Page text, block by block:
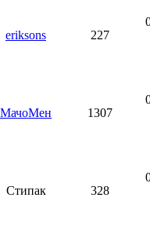
eriksons 227
МачоМен 1307
Стипак 328